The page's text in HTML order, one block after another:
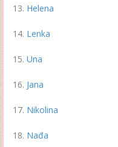
Helena
Lenka
Una
Jana
Nikolina
Nađa